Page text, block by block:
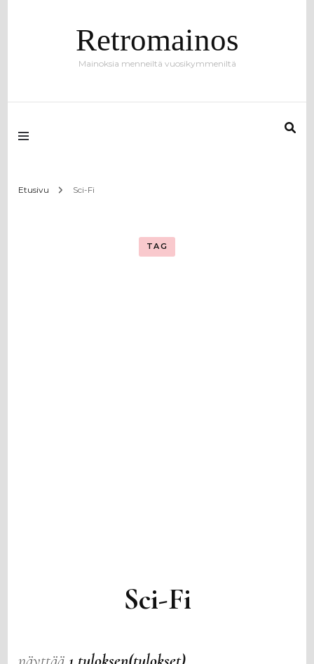
Retromainos
Mainoksia menneiltä vuosikymmeniltä
Etusivu Sci-Fi
TAG
Sci-Fi